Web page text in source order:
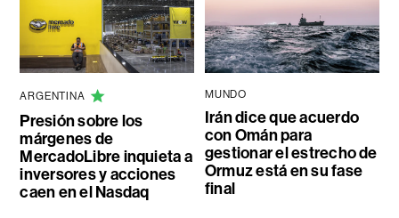
ARGENTINA
Presión sobre los
márgenes de
MercadoLibre inquieta a
inversores y acciones
caen en el Nasdaq
MUNDO
Irán dice que acuerdo
con Omán para
gestionar el estrecho de
Ormuz está en su fase
final